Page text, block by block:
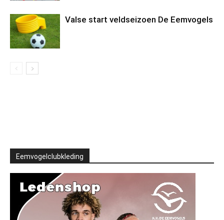
Valse start veldseizoen De Eemvogels
Eemvogelclubkleding